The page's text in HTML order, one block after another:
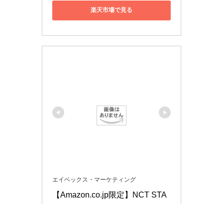
楽天市場で見る
エイベックス・マーケティング
【Amazon.co.jp限定】NCT STA